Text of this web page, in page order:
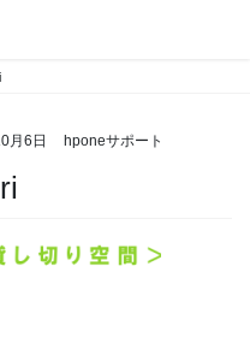
月6日 hponeサポート